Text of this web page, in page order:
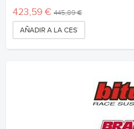
423,59 € 445,89 €
AÑADIR A LA CESTA